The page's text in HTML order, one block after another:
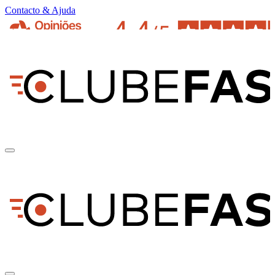
Contacto & Ajuda